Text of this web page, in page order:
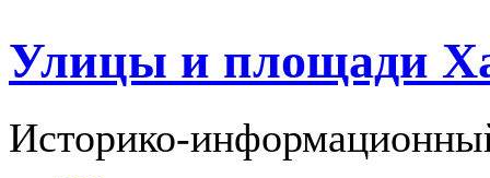
Улицы и площади
Историко-